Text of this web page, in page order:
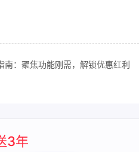
：聚焦功能刚需，解锁优惠红利
3年